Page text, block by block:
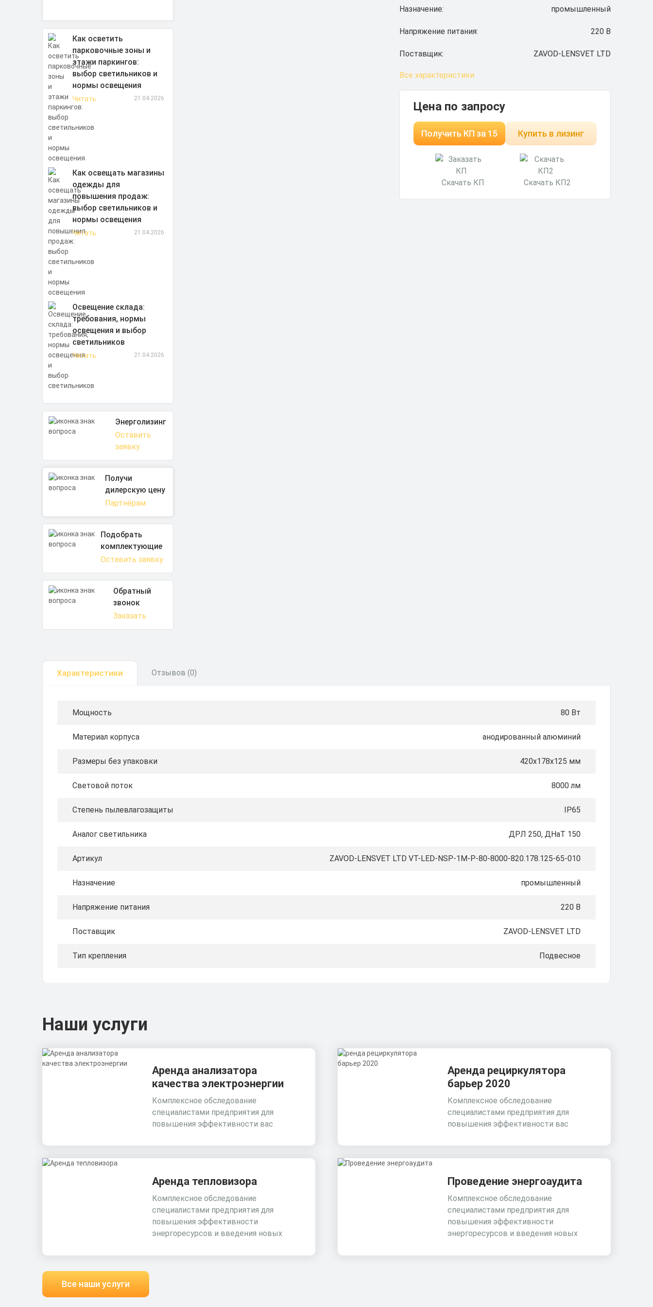
Как осветить
парковочные зоны и
этажи паркингов:
выбор светильников и
нормы освещения
Читать 21.04.2026
Как освещать магазины
одежды для
повышения продаж:
выбор светильников и
нормы освещения
Читать 21.04.2026
Освещение склада:
требования, нормы
освещения и выбор
светильников
Читать 21.04.2026
Энерголизинг
Оставить
заявку
Получи
дилерскую цену
Партнёрам
Подобрать
комплектующие
Оставить заявку
Обратный
звонок
Заказать
Назначение: промышленный
Напряжение питания: 220 В
Поставщик: ZAVOD-LENSVET LTD
Все характеристики
Цена по запросу
Получить КП за 15
минут
Купить в лизинг
Скачать КП Скачать КП2
Характеристики Отзывов (0)
Мощность 80 Вт
Материал корпуса анодированный алюминий
Размеры без упаковки 420х178х125 мм
Световой поток 8000 лм
Степень пылевлагозащиты IP65
Аналог светильника ДРЛ 250, ДНаТ 150
Артикул ZAVOD-LENSVET LTD VT-LED-NSP-1M-Р-80-8000-820.178.125-65-010
Назначение промышленный
Напряжение питания 220 В
Поставщик ZAVOD-LENSVET LTD
Тип крепления Подвесное
Наши услуги
Аренда анализатора
качества электроэнергии
Комплексное обследование
специалистами предприятия для
повышения эффективности вас
Аренда рециркулятора
барьер 2020
Комплексное обследование
специалистами предприятия для
повышения эффективности вас
Аренда тепловизора
Комплексное обследование
специалистами предприятия для
повышения эффективности
энергоресурсов и введения новых
Проведение энергоаудита
Комплексное обследование
специалистами предприятия для
повышения эффективности
энергоресурсов и введения новых
Все наши услуги